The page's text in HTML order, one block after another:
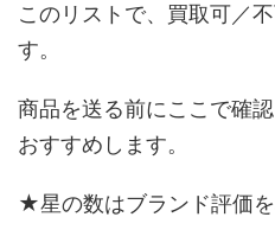
このリストで、買取可／
す。
商品を送る前にここで確
おすすめします。
★星の数はブランド評価を